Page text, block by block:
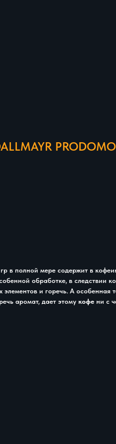
в полной мере содержит в
обработке, в следствии
и горечь. А особенная
аромат, дает этому кофе ни с